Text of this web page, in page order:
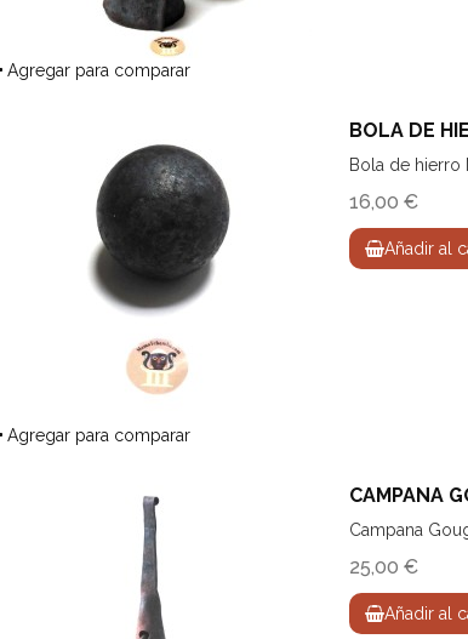
Agregar para comparar
Agregar para comparar
BOLA DE
Bola de hierro
16,00 €
Añadir al
CAMPANA
Campana
25,00 €
Añadir al